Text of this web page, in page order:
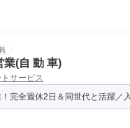
業(自 動 車)
サービス
完全週休2日＆同世代と活躍／